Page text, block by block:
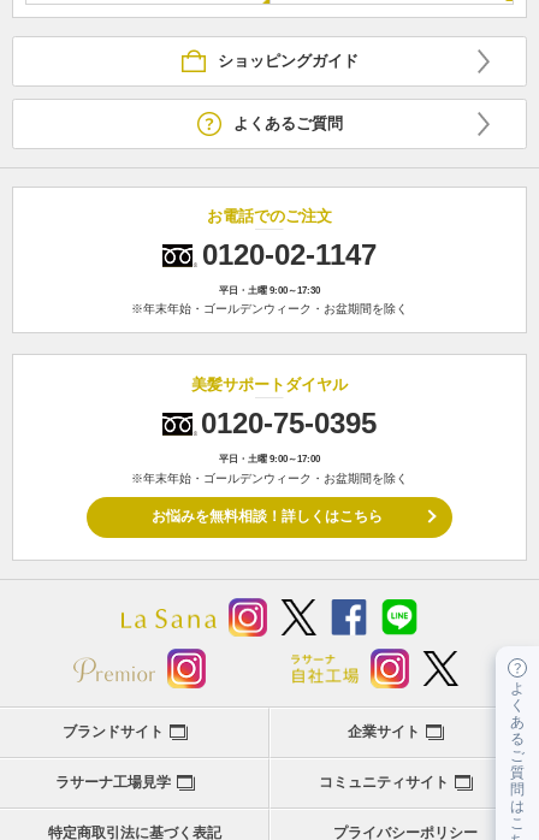
ショッピングガイド
よくあるご質問
お電話でのご注文
0120-02-1147
平日・土曜 9:00～17:30
※年末年始・ゴールデンウィーク・お盆期間を除く
美髪サポートダイヤル
0120-75-0395
平日・土曜 9:00～17:00
※年末年始・ゴールデンウィーク・お盆期間を除く
お悩みを無料相談！詳しくはこちら
ブランドサイト 企業サイト
ラサーナ工場見学 コミュニティサイト
特定商取引法に基づく表記 プライバシーポリシー
よ
く
あ
る
ご
質
問
は
こ